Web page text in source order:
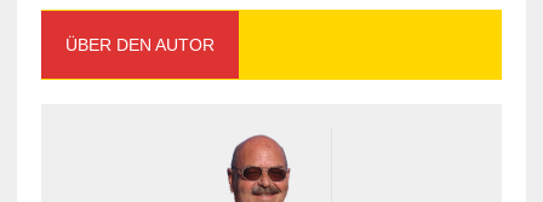
ÜBER DEN AUTOR